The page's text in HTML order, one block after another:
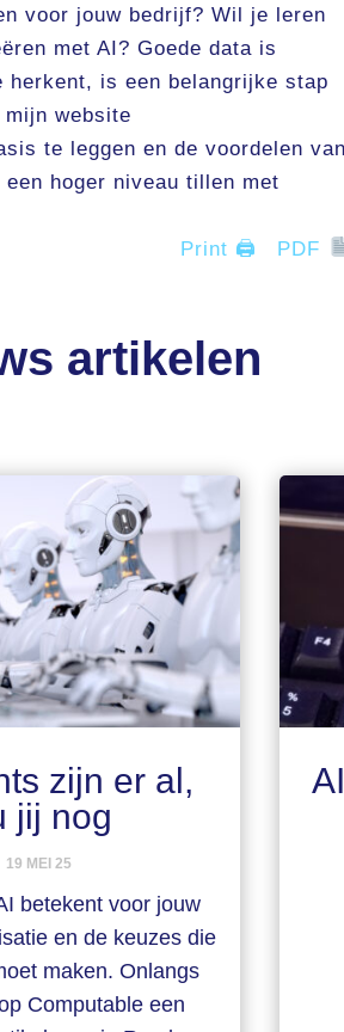
voor jouw bedrijf? Wil je leren
met AI? Goede data is
herkent, is een belangrijke stap
website
te leggen en de voordelen van
hoger niveau tillen met
Print 🖨
PDF
artikelen
zijn er al,
jij nog
19 MEI 25
betekent voor jouw
en de keuzes die
maken. Onlangs
Computable een